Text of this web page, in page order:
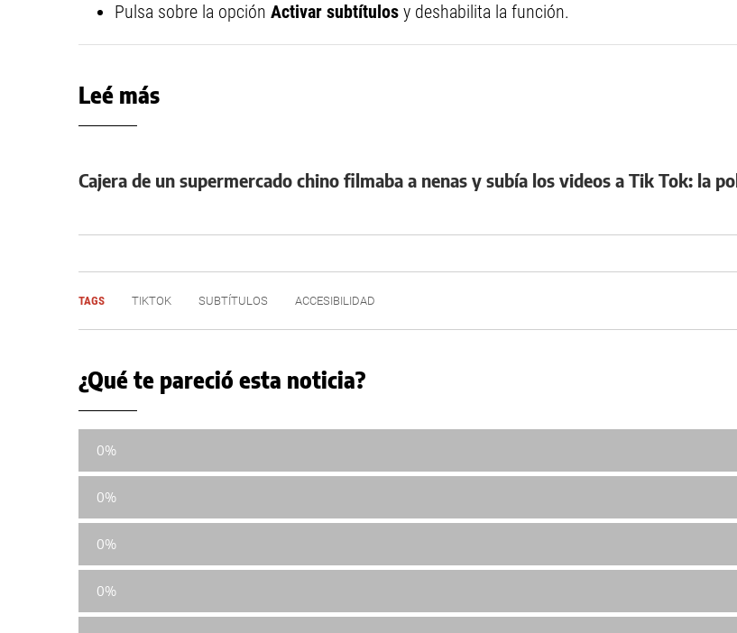
Pulsa sobre la opción Activar subtítulos y deshabilita la función.
Leé más
Cajera de un supermercado chino filmaba a nenas y subía los videos a Tik Tok: la
TAGS TIKTOK SUBTÍTULOS ACCESIBILIDAD
¿Qué te pareció esta noticia?
0%
0%
0%
0%